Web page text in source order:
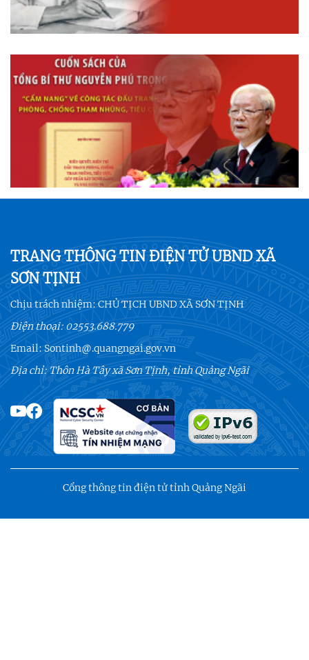
TRANG THÔNG TIN ĐIỆN TỬ UBND XÃ
SƠN TỊNH
Chịu trách nhiệm:CHỦ TỊCH UBND XÃ SƠN TỊNH
Điện thoại:02553.688.779
Email:Sontinh@.quangngai.gov.vn
Địa chỉ: Thôn Hà Tây xã Sơn Tịnh, tỉnh Quảng Ngãi
Cổng thông tin điện tử tỉnh Quảng Ngãi